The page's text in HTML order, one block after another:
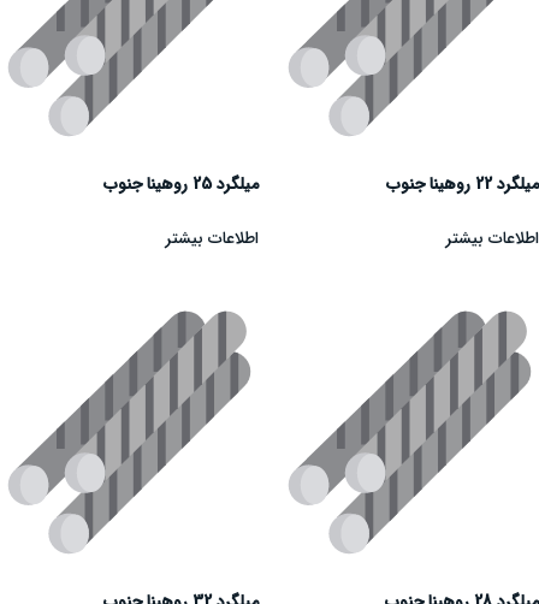
میلگرد 22 روهینا جنوب
اطلاعات بیشتر
میلگرد 25 روهینا جنوب
اطلاعات بیشتر